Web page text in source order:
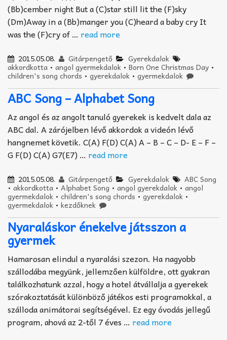
(Bb)cember night But a (C)star still lit the (F)sky
(Dm)Away in a (Bb)manger you (C)heard a baby cry It
was the (F)cry of … read more
2015.05.08. Gitárpengető Gyerekdalok
akkordkotta • angol gyermekdalok • Born One Christmas Day •
children's song chords • gyerekdalok • gyermekdalok
ABC Song – Alphabet Song
Az angol és az angolt tanuló gyerekek is kedvelt dala az
ABC dal. A zárójelben lévő akkordok a videón lévő
hangnemet követik. C(A) F(D) C(A) A – B – C – D- E – F –
G F(D) C(A) G7(E7) … read more
2015.05.08. Gitárpengető Gyerekdalok ABC Song
• akkordkotta • Alphabet Song • angol gyerekdalok • angol
gyermekdalok • children's song chords •gyerekdalok •
gyermekdalok • kezdőknek
Nyaraláskor énekelve játsszon a
gyermek
Hamarosan elindul a nyaralási szezon. Ha nagyobb
szállodába megyünk, jellemzően külföldre, ott gyakran
találkozhatunk azzal, hogy a hotel átvállalja a gyerekek
szórakoztatását különböző játékos esti programokkal, a
szálloda animátorai segítségével. Ez egy óvodás jellegű
program, ahová az 2-től 7 éves … read more